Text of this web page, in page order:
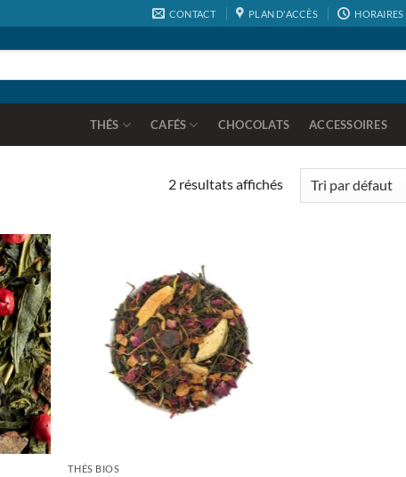
CONTACT PLAN D'ACCÈS HORAIRES
THÉS CAFÉS CHOCOLATS ACCESSOIRES
2 résultats affichés
Ajouter
à la
wishlist
wishlist
THÉS BIOS